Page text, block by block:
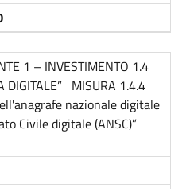
1 – INVESTIMENTO 1.4
DIGITALE” MISURA 1.4.4
nazionale digitale
Civile digitale (ANSC)”